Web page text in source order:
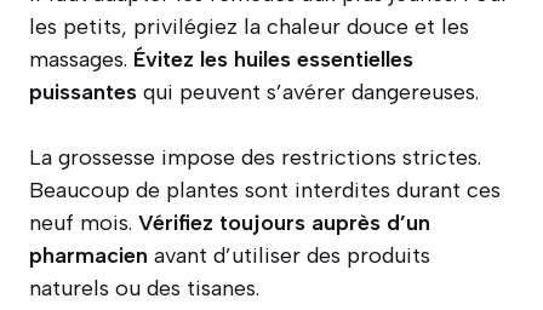
les petits, privilégiez la chaleur douce et les
massages. Évitez les huiles essentielles
puissantes qui peuvent s’avérer dangereuses.
La grossesse impose des restrictions strictes.
Beaucoup de plantes sont interdites durant ces
neuf mois. Vérifiez toujours auprès d’un
pharmacien avant d’utiliser des produits
naturels ou des tisanes.